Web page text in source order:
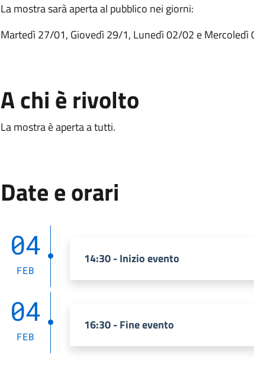
La mostra sarà aperta al pubblico nei giorni:
Martedì 27/01, Giovedì 29/1, Lunedì 02/02 e
A chi è rivolto
La mostra è aperta a tutti.
Date e orari
04
FEB
14:30 - Inizio evento
04
FEB
16:30 - Fine evento